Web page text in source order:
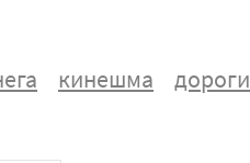
кинешма дороги